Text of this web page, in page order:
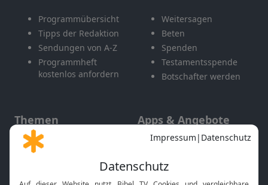
Programmübersicht
Tipps der Redaktion
Sendungen von A-Z
Programmheft
kostenlos anfordern
Weitersagen
Beten
Spenden
Testamentsspende
Botschafter werden
Themen
Gott und Bibel erklärt
Apps & Angebote
Mobile App